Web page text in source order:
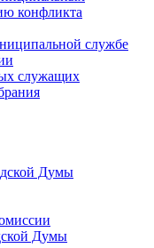
конфликта
службе
служащих
Думы
Думы